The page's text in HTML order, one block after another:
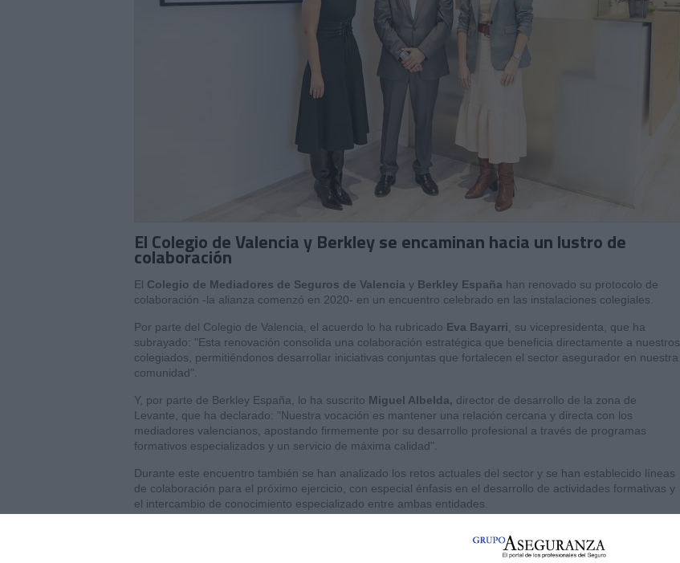
El Colegio de Valencia y Berkley se encaminan hacia un lustro de
colaboración
El Colegio de Mediadores de Seguros de Valencia y Berkley España han renovado su protocolo de
colaboración -la alianza comenzó en 2020- en un encuentro celebrado en las instalaciones colegiales.
Por parte del Colegio de Valencia, el acuerdo lo ha rubricado Eva Bayarri , su vicepresidenta, que ha
subrayado: "Esta renovación consolida una colaboración estratégica que beneficia directamente a nuestros
colegiados, permitiéndonos desarrollar iniciativas conjuntas que fortalecen el sector asegurador en nuestra
comunidad".
Y, por parte de Berkley España, lo ha suscrito Miguel Albelda, director de desarrollo de la zona de
Levante, que ha declarado: "Nuestra vocación es mantener una relación cercana y directa con los
mediadores valencianos, apostando firmemente por su desarrollo profesional a través de programas
formativos especializados y un servicio de máxima calidad".
Durante este encuentro también se han analizado los retos actuales del sector y se han establecido líneas
de colaboración para el próximo ejercicio, con especial énfasis en el desarrollo de actividades formativas y
el intercambio de conocimiento especializado entre ambas entidades.